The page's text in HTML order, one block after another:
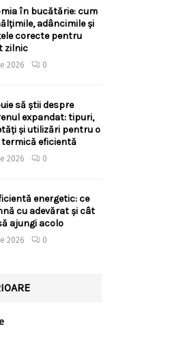
în bucătărie: cum
adâncimile și
corecte pentru
zilnic
2026 0
să știi despre
expandat: tipuri,
și utilizări pentru o
termică eficientă
2026 0
energetic: ce
cu adevărat și cât
ajungi acolo
2026 0